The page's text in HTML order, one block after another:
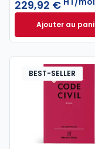
229,92 €
Ajouter auINNEO
BEST-SELLER